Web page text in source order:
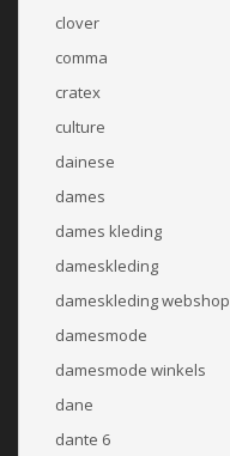
clover
comma
cratex
culture
dainese
dames
dames kleding
dameskleding
dameskleding webshop
damesmode
damesmode winkels
dane
dante 6